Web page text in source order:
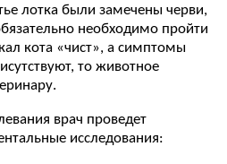
лотка были замечены черви,
необходимо пройти
кота «чист», а симптомы
то животное
врач проведет
исследования: